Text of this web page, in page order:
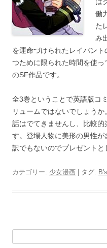
働
た
み
を運命づけられたレイバン
つために限られた時間を使
のSF作品です。
全3巻ということで英語版コ
リュームではないでしょう
話はでてきませんし、比較
す。登場人物に美形の男性
訳でもないのでプレゼントと
カテゴリー: 少女漫画 | タグ: